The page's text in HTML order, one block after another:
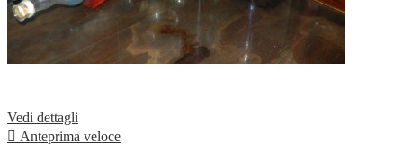
Vedi dettagli
 Anteprima veloce